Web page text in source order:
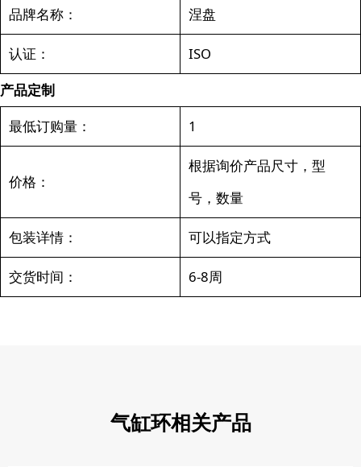
品牌名称： 涅盘
认证：
ISO
产品定制
最低订购量：
1
价格：
根据询价产品尺寸，型
号，数量
包装详情： 可以指定方式
交货时间： 6-8周
气缸环相关产品